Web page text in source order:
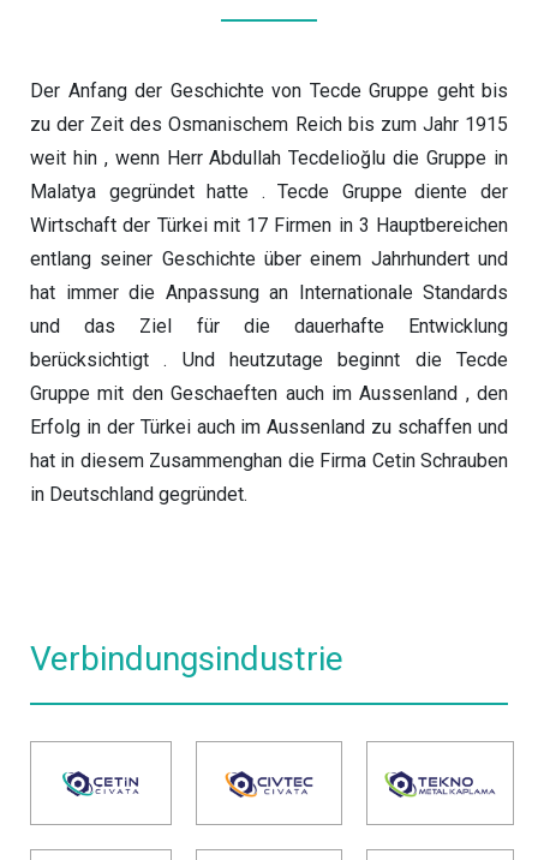
Der Anfang der Geschichte von Tecde Gruppe geht bis
zu der Zeit des Osmanischem Reich bis zum Jahr 1915
weit hin , wenn Herr Abdullah Tecdelioğlu die Gruppe in
Malatya gegründet hatte . Tecde Gruppe diente der
Wirtschaft der Türkei mit 17 Firmen in 3 Hauptbereichen
entlang seiner Geschichte über einem Jahrhundert und
hat immer die Anpassung an Internationale Standards
und das Ziel für die dauerhafte Entwicklung
berücksichtigt . Und heutzutage beginnt die Tecde
Gruppe mit den Geschaeften auch im Aussenland , den
Erfolg in der Türkei auch im Aussenland zu schaffen und
hat in diesem Zusammenghan die Firma Cetin Schrauben
in Deutschland gegründet.
Verbindungsindustrie